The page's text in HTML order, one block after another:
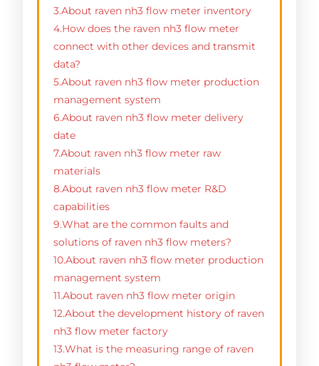
3.About raven nh3 flow meter inventory
4.How does the raven nh3 flow meter
connect with other devices and transmit
data?
5.About raven nh3 flow meter production
management system
6.About raven nh3 flow meter delivery
date
7.About raven nh3 flow meter raw
materials
8.About raven nh3 flow meter R&D
capabilities
9.What are the common faults and
solutions of raven nh3 flow meters?
10.About raven nh3 flow meter production
management system
11.About raven nh3 flow meter origin
12.About the development history of raven
nh3 flow meter factory
13.What is the measuring range of raven